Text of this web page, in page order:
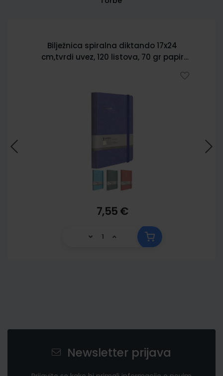
Bilježnica spiralna diktando 17x24
cm,tvrdi uvez, 120 listova, 70 gr papir
7,55 €
Newsletter prijava